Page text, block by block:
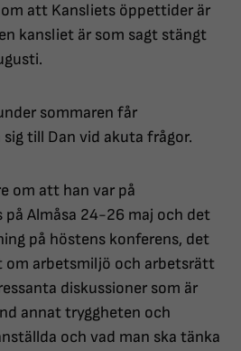
att Kansliets öppettider är
kansliet är som sagt stängt
sommaren får
till Dan vid akuta frågor.
om att han var på
på Almåsa 24-26 maj och det
på höstens konferens, det
om arbetsmiljö och arbetsrätt
diskussioner som är
annat tryggheten och
och vad man ska tänka